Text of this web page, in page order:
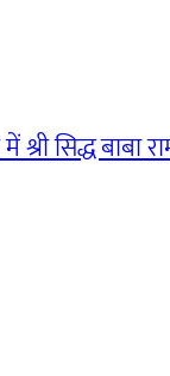
सिद्ध बाबा